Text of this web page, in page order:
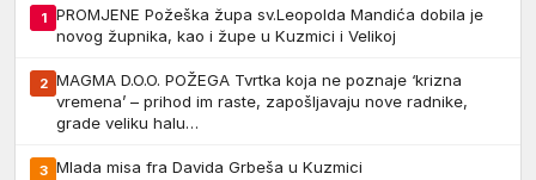
1
PROMJENE Požeška župa sv.Leopolda Mandića dobila je
novog župnika, kao i župe u Kuzmici i Velikoj
2 MAGMA D.O.O. POŽEGA Tvrtka koja ne poznaje ‘krizna
vremena’ – prihod im raste, zapošljavaju nove radnike,
grade veliku halu…
3 Mlada misa fra Davida Grbeša u Kuzmici